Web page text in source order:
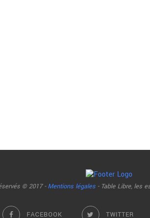
© 2017 - Mentions légales - Table Libre, les
FACEBOOK TWITTER